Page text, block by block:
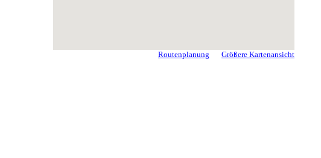
Routenplanung Größere Kartenansicht